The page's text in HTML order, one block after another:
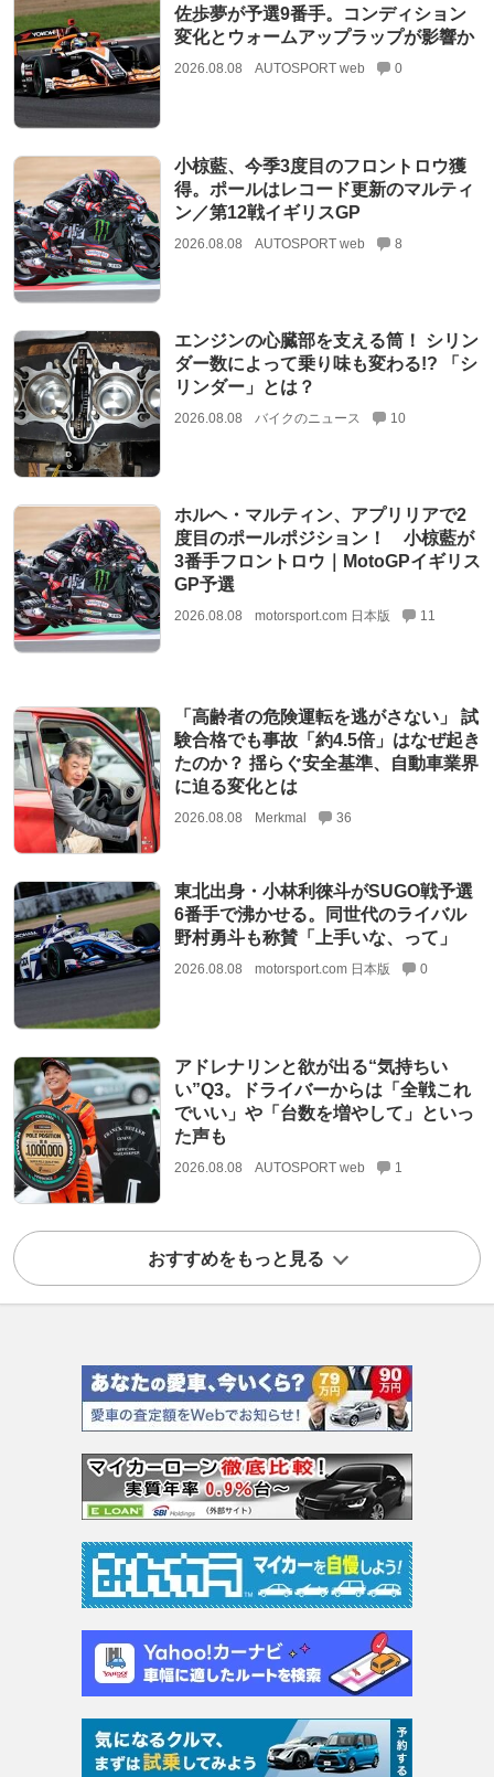
佐歩夢が予選9番手。コンディション
変化とウォームアップラップが影響か
2026.08.08 AUTOSPORT web 0
小椋藍、今季3度目のフロントロウ獲
得。ポールはレコード更新のマルティ
ン／第12戦イギリスGP
2026.08.08 AUTOSPORT web 8
エンジンの心臓部を支える筒！ シリン
ダー数によって乗り味も変わる!? 「シ
リンダー」とは？
2026.08.08 バイクのニュース 10
ホルヘ・マルティン、アプリリアで2
度目のポールポジション！ 小椋藍が
3番手フロントロウ｜MotoGPイギリス
GP予選
2026.08.08 motorsport.com 日本版 11
「高齢者の危険運転を逃がさない」 試
験合格でも事故「約4.5倍」はなぜ起き
たのか？ 揺らぐ安全基準、自動車業界
に迫る変化とは
2026.08.08 Merkmal 36
東北出身・小林利徠斗がSUGO戦予選
6番手で沸かせる。同世代のライバル
野村勇斗も称賛「上手いな、って」
2026.08.08 motorsport.com 日本版 0
アドレナリンと欲が出る“気持ちい
い”Q3。ドライバーからは「全戦これ
でいい」や「台数を増やして」といっ
た声も
2026.08.08 AUTOSPORT web 1
おすすめをもっと見る